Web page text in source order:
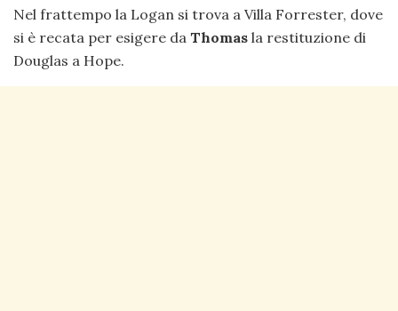
Nel frattempo la Logan si trova a Villa Forrester, dove
si è recata per esigere da Thomas la restituzione di
Douglas a Hope.